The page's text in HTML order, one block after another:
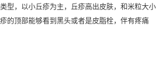
，以小丘疹为主，丘疹高出皮肤，和米粒大小
的顶部能够看到黑头或者是皮脂栓，伴有疼痛